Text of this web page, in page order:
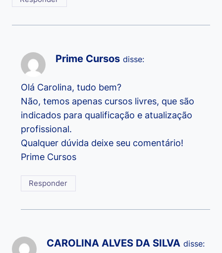
Prime Cursos disse:
Olá Carolina, tudo bem?
Não, temos apenas cursos livres, que são
indicados para qualificação e atualização
profissional.
Qualquer dúvida deixe seu comentário!
Prime Cursos
Responder
CAROLINA ALVES DA SILVA disse: